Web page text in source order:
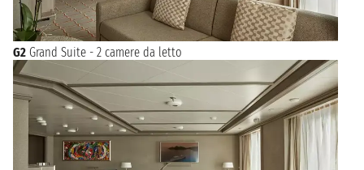
G2 Grand Suite - 2 camere da letto